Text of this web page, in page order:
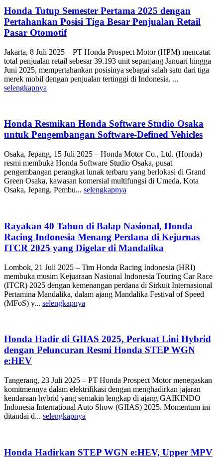
Honda Tutup Semester Pertama 2025 dengan
Pertahankan Posisi Tiga Besar Penjualan Retail
Pasar Otomotif
Jakarta, 8 Juli 2025 – PT Honda Prospect Motor (HPM) mencatat
total penjualan retail sebesar 39.193 unit sepanjang Januari hingga
Juni 2025, mempertahankan posisinya sebagai salah satu dari tiga
merek mobil dengan penjualan tertinggi di Indonesia. ...
selengkapnya
Honda Resmikan Honda Software Studio Osaka
untuk Pengembangan Software-Defined Vehicles
Osaka, Jepang, 15 Juli 2025 – Honda Motor Co., Ltd. (Honda)
resmi membuka Honda Software Studio Osaka, pusat
pengembangan perangkat lunak terbaru yang berlokasi di Grand
Green Osaka, kawasan komersial multifungsi di Umeda, Kota
Osaka, Jepang. Pembu... selengkapnya
Rayakan 40 Tahun di Balap Nasional, Honda
Racing Indonesia Menang Perdana di Kejurnas
ITCR 2025 yang Digelar di Mandalika
Lombok, 21 Juli 2025 – Tim Honda Racing Indonesia (HRI)
membuka musim Kejuaraan Nasional Indonesia Touring Car Race
(ITCR) 2025 dengan kemenangan perdana di Sirkuit Internasional
Pertamina Mandalika, dalam ajang Mandalika Festival of Speed
(MFoS) y... selengkapnya
Honda Hadir di GIIAS 2025, Perkuat Lini Hybrid
dengan Peluncuran Resmi Honda STEP WGN
e:HEV
Tangerang, 23 Juli 2025 – PT Honda Prospect Motor menegaskan
komitmennya dalam elektrifikasi dengan menghadirkan jajaran
kendaraan hybrid yang semakin lengkap di ajang GAIKINDO
Indonesia International Auto Show (GIIAS) 2025. Momentum ini
ditandai d... selengkapnya
Honda Hadirkan STEP WGN e:HEV, Upper MPV